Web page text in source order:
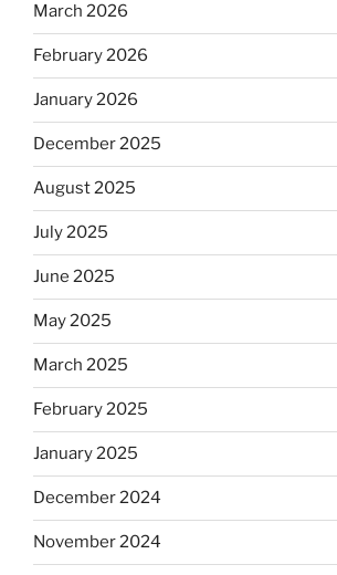
March 2026
February 2026
January 2026
December 2025
August 2025
July 2025
June 2025
May 2025
March 2025
February 2025
January 2025
December 2024
November 2024